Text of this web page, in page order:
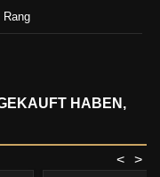
Rang
HABEN,
>
<